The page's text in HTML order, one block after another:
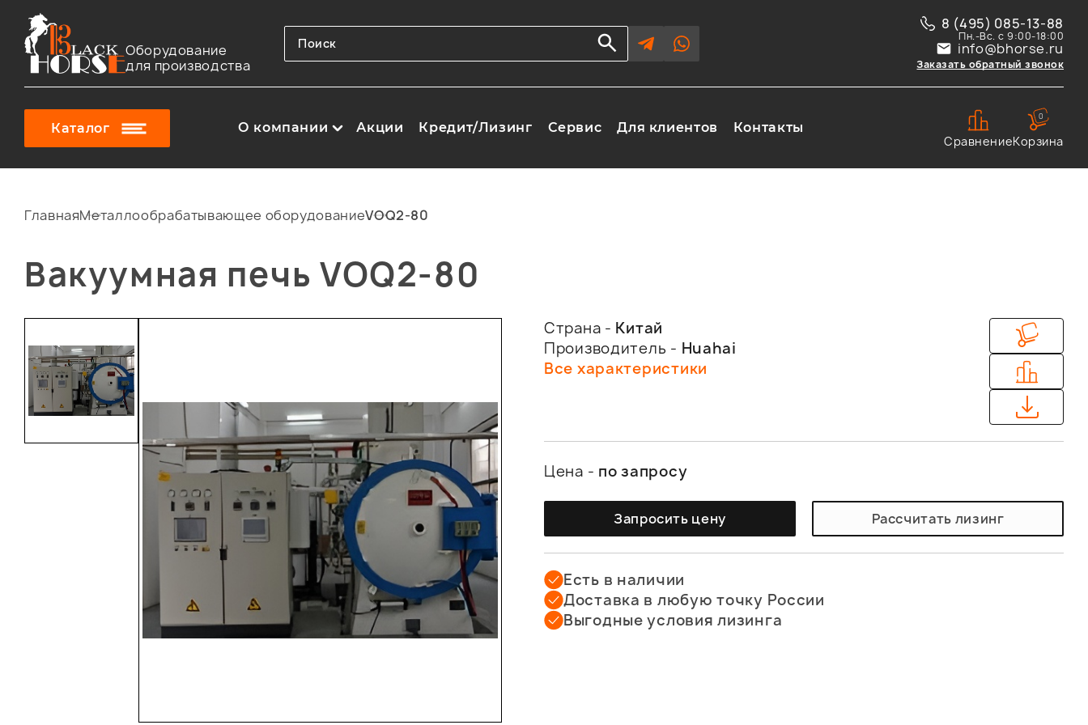
Оборудование
для производства
8 (495) 085-13-88
Пн.-Вс. с 9:00-18:00
info@bhorse.ru
Заказать обратный звонок
Каталог О компании Акции Кредит/Лизинг Сервис Для клиентов
Контакты
Сравнение
0
Корзина
ГлавнаяМеталлообрабатывающее оборудованиеVOQ2-80
Вакуумная печь VOQ2-80
Страна - Китай
Производитель - Huahai
Все характеристики
Цена - по запросу
Запросить цену Рассчитать лизинг
Есть в наличии
Доставка в любую точку России
Выгодные условия лизинга